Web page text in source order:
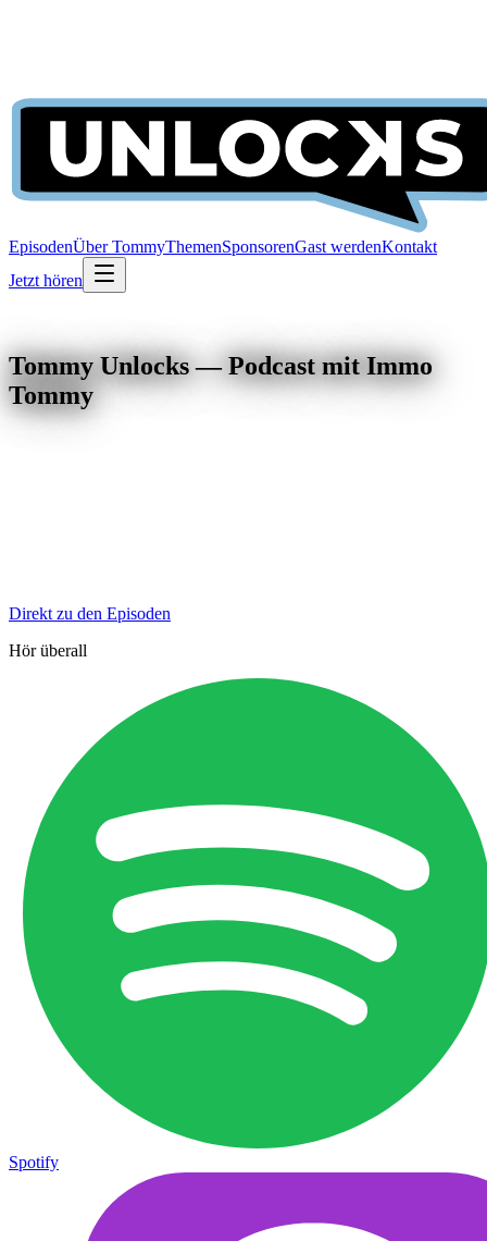
EpisodenÜber TommyThemenSponsorenGast werdenKontakt
Jetzt hören
Tommy Unlocks — Podcast mit Immo
Tommy
Direkt zu den Episoden
Hör überall
Spotify